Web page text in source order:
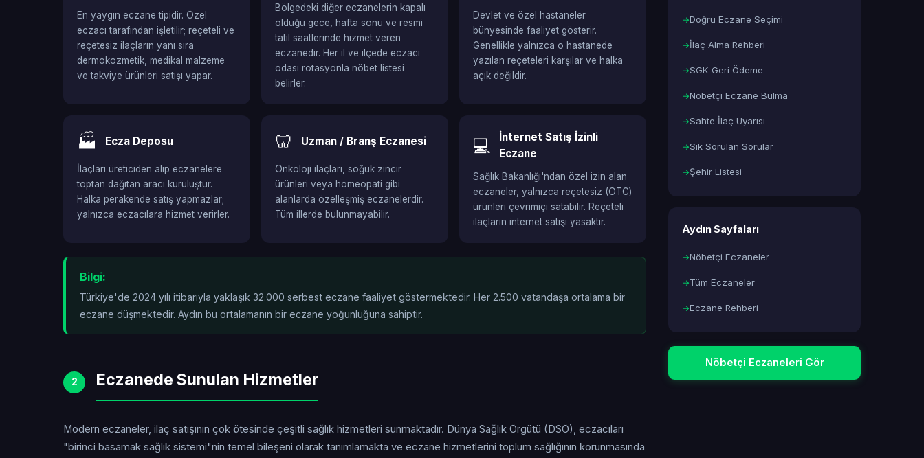
En yaygın eczane tipidir. Özel
eczacı tarafından işletilir; reçeteli ve
reçetesiz ilaçların yanı sıra
dermokozmetik, medikal malzeme
ve takviye ürünleri satışı yapar.
Bölgedeki diğer eczanelerin kapalı
olduğu gece, hafta sonu ve resmi
tatil saatlerinde hizmet veren
eczanedir. Her il ve ilçede eczacı
odası rotasyonla nöbet listesi
belirler.
Devlet ve özel hastaneler
bünyesinde faaliyet gösterir.
Genellikle yalnızca o hastanede
yazılan reçeteleri karşılar ve halka
açık değildir.
🏭 Ecza Deposu
İlaçları üreticiden alıp eczanelere
toptan dağıtan aracı kuruluştur.
Halka perakende satış yapmazlar;
yalnızca eczacılara hizmet verirler.
🦷 Uzman / Branş Eczanesi
Onkoloji ilaçları, soğuk zincir
ürünleri veya homeopati gibi
alanlarda özelleşmiş eczanelerdir.
Tüm illerde bulunmayabilir.
💻
İnternet Satış İzinli
Eczane
Sağlık Bakanlığı'ndan özel izin alan
eczaneler, yalnızca reçetesiz (OTC)
ürünleri çevrimiçi satabilir. Reçeteli
ilaçların internet satışı yasaktır.
Bilgi:
Türkiye'de 2024 yılı itibarıyla yaklaşık 32.000 serbest eczane faaliyet göstermektedir. Her 2.500 vatandaşa ortalama bir
eczane düşmektedir. Aydın bu ortalamanın bir eczane yoğunluğuna sahiptir.
2 Eczanede Sunulan Hizmetler
Modern eczaneler, ilaç satışının çok ötesinde çeşitli sağlık hizmetleri sunmaktadır. Dünya Sağlık Örgütü (DSÖ), eczacıları
"birinci basamak sağlık sistemi"nin temel bileşeni olarak tanımlamakta ve eczane hizmetlerini toplum sağlığının korunmasında
Doğru Eczane Seçimi
İlaç Alma Rehberi
SGK Geri Ödeme
Nöbetçi Eczane Bulma
Sahte İlaç Uyarısı
Sık Sorulan Sorular
Şehir Listesi
Aydın Sayfaları
Nöbetçi Eczaneler
Tüm Eczaneler
Eczane Rehberi
Nöbetçi Eczaneleri Gör